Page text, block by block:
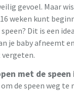
gevoel. Maar
weken kunt
Dit is een
je baby afneemt
met de
de speen weg te